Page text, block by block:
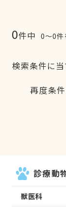
0件中 0〜0件
検索条件に
再度条
診療動
獣医科